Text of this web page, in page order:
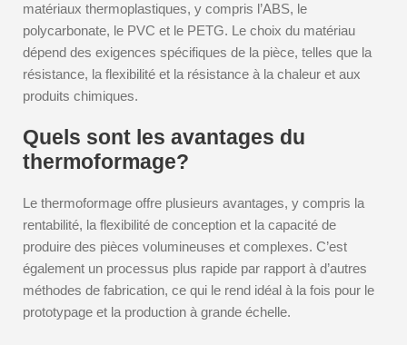
matériaux thermoplastiques, y compris l’ABS, le
polycarbonate, le PVC et le PETG. Le choix du matériau
dépend des exigences spécifiques de la pièce, telles que la
résistance, la flexibilité et la résistance à la chaleur et aux
produits chimiques.
Quels sont les avantages du
thermoformage?
Le thermoformage offre plusieurs avantages, y compris la
rentabilité, la flexibilité de conception et la capacité de
produire des pièces volumineuses et complexes. C’est
également un processus plus rapide par rapport à d’autres
méthodes de fabrication, ce qui le rend idéal à la fois pour le
prototypage et la production à grande échelle.